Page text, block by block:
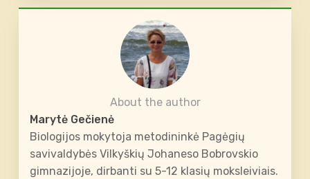
About the author
Marytė Gečienė
Biologijos mokytoja metodininkė Pagėgių
savivaldybės Vilkyškių Johaneso Bobrovskio
gimnazijoje, dirbanti su 5-12 klasių moksleiviais.